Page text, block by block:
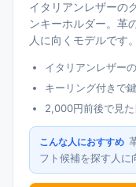
イタリアンレザーの
ンキーホルダー。革
人に向くモデルです。
イタリアンレザー
キーリング付きで
2,000円前後で見
こんな人におすすめ
フト候補を探す人に